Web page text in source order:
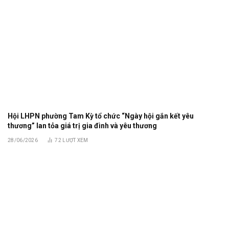
Hội LHPN phường Tam Kỳ tổ chức “Ngày hội gắn kết yêu
thương” lan tỏa giá trị gia đình và yêu thương
28/06/2026 72 LƯỢT XEM